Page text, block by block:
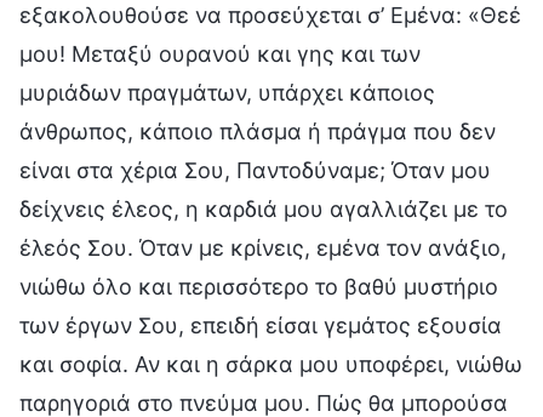
εξακολουθούσε να προσεύχεται σ’ Εμένα: «Θεέ
μου! Μεταξύ ουρανού και γης και των
μυριάδων πραγμάτων, υπάρχει κάποιος
άνθρωπος, κάποιο πλάσμα ή πράγμα που δεν
είναι στα χέρια Σου, Παντοδύναμε; Όταν μου
δείχνεις έλεος, η καρδιά μου αγαλλιάζει με το
έλεός Σου. Όταν με κρίνεις, εμένα τον ανάξιο,
νιώθω όλο και περισσότερο το βαθύ μυστήριο
των έργων Σου, επειδή είσαι γεμάτος εξουσία
και σοφία. Αν και η σάρκα μου υποφέρει, νιώθω
παρηγοριά στο πνεύμα μου. Πώς θα μπορούσα